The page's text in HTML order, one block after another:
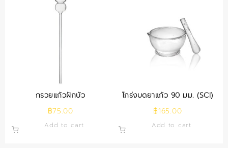
กรวยแก้วฝักบัว
฿75.00
Add to cart
โกร่งบดยาแก้ว 90 มม. (SCI)
฿165.00
Add to cart